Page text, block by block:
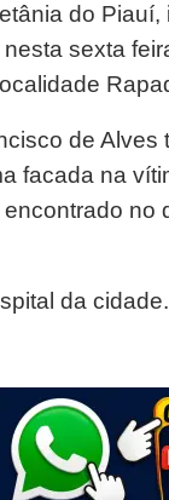
do
sexta
de Alves
facada na
no
da